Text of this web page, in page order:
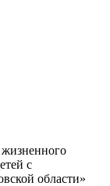
с
области»